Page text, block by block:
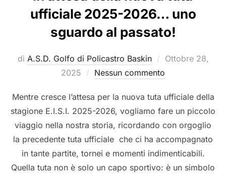
ufficiale 2025-2026… uno
sguardo al passato!
di A.S.D. Golfo di Policastro Baskin
Pubblicato
il
Ottobre 28,
2025
Nessun commento
Mentre cresce l’attesa per la nuova tuta ufficiale della
stagione E.I.S.I. 2025-2026, vogliamo fare un piccolo
viaggio nella nostra storia, ricordando con orgoglio
la precedente tuta ufficiale che ci ha accompagnato
in tante partite, tornei e momenti indimenticabili.
Quella tuta non è solo un capo sportivo: è un simbolo